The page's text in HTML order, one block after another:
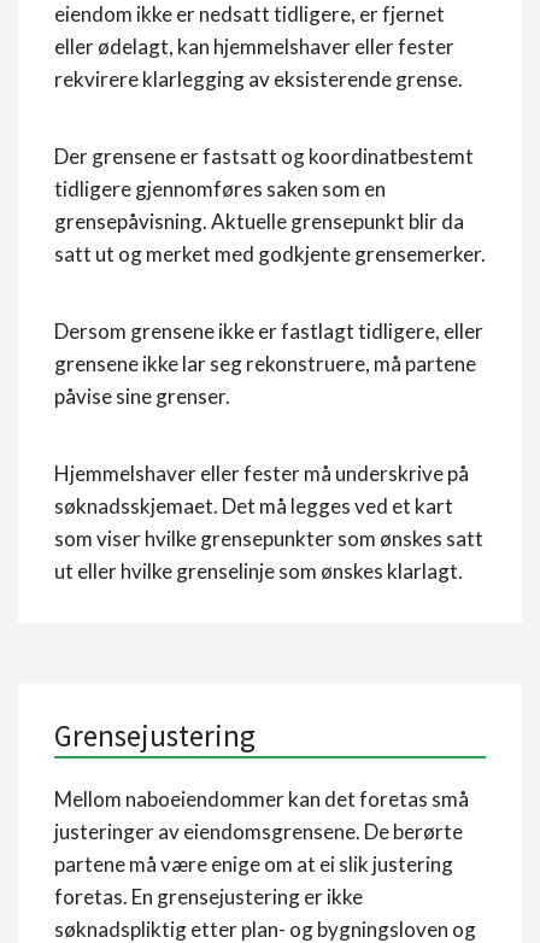
eiendom ikke er nedsatt tidligere, er fjernet
eller ødelagt, kan hjemmelshaver eller fester
rekvirere klarlegging av eksisterende grense.
Der grensene er fastsatt og koordinatbestemt
tidligere gjennomføres saken som en
grensepåvisning. Aktuelle grensepunkt blir da
satt ut og merket med godkjente grensemerker.
Dersom grensene ikke er fastlagt tidligere, eller
grensene ikke lar seg rekonstruere, må partene
påvise sine grenser.
Hjemmelshaver eller fester må underskrive på
søknadsskjemaet. Det må legges ved et kart
som viser hvilke grensepunkter som ønskes satt
ut eller hvilke grenselinje som ønskes klarlagt.
Grensejustering
Mellom naboeiendommer kan det foretas små
justeringer av eiendomsgrensene. De berørte
partene må være enige om at ei slik justering
foretas. En grensejustering er ikke
søknadspliktig etter plan- og bygningsloven og